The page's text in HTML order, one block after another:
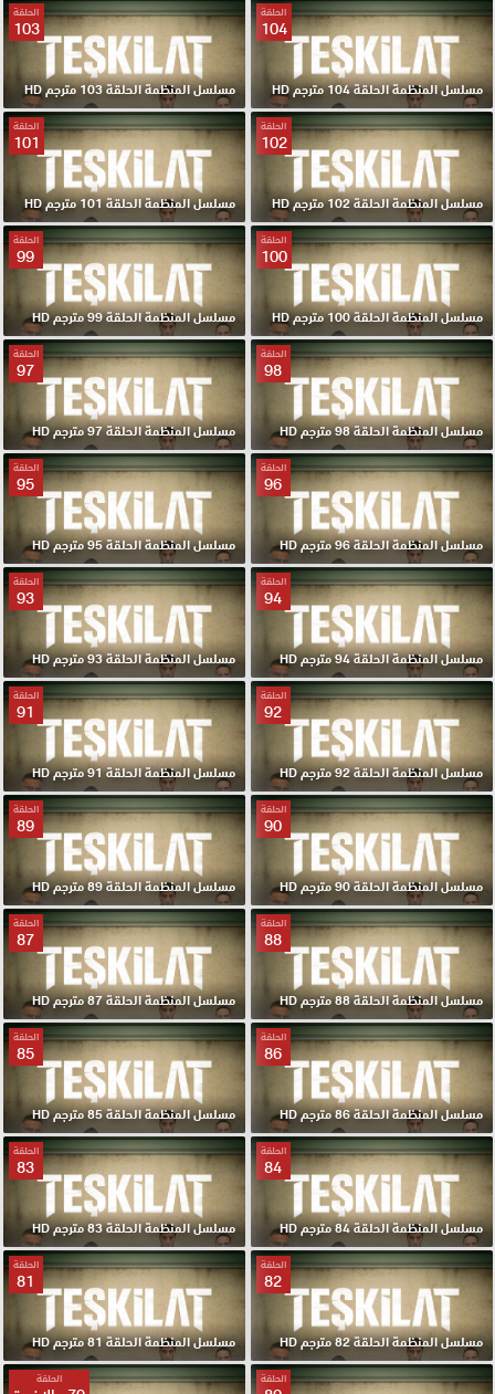
الحلقة
104
مسلسل المنظمة الحلقة 104 مترجم HD
الحلقة
103
مسلسل المنظمة الحلقة 103 مترجم HD
الحلقة
102
مسلسل المنظمة الحلقة 102 مترجم HD
الحلقة
101
مسلسل المنظمة الحلقة 101 مترجم HD
الحلقة
100
مسلسل المنظمة الحلقة 100 مترجم HD
الحلقة
99
مسلسل المنظمة الحلقة 99 مترجم HD
الحلقة
98
مسلسل المنظمة الحلقة 98 مترجم HD
الحلقة
97
مسلسل المنظمة الحلقة 97 مترجم HD
الحلقة
96
مسلسل المنظمة الحلقة 96 مترجم HD
الحلقة
95
مسلسل المنظمة الحلقة 95 مترجم HD
الحلقة
94
مسلسل المنظمة الحلقة 94 مترجم HD
الحلقة
93
مسلسل المنظمة الحلقة 93 مترجم HD
الحلقة
92
مسلسل المنظمة الحلقة 92 مترجم HD
الحلقة
91
مسلسل المنظمة الحلقة 91 مترجم HD
الحلقة
90
مسلسل المنظمة الحلقة 90 مترجم HD
الحلقة
89
مسلسل المنظمة الحلقة 89 مترجم HD
الحلقة
88
مسلسل المنظمة الحلقة 88 مترجم HD
الحلقة
87
مسلسل المنظمة الحلقة 87 مترجم HD
الحلقة
86
مسلسل المنظمة الحلقة 86 مترجم HD
الحلقة
85
مسلسل المنظمة الحلقة 85 مترجم HD
الحلقة
84
مسلسل المنظمة الحلقة 84 مترجم HD
الحلقة
83
مسلسل المنظمة الحلقة 83 مترجم HD
الحلقة
82
مسلسل المنظمة الحلقة 82 مترجم HD
الحلقة
81
مسلسل المنظمة الحلقة 81 مترجم HD
الحلقة الحلقة